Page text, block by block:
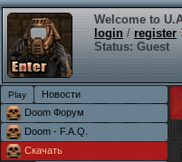
Welcome to
login / register
Status: Guest
Новости
Doom Форум
Doom - F.A.Q.
Скачать